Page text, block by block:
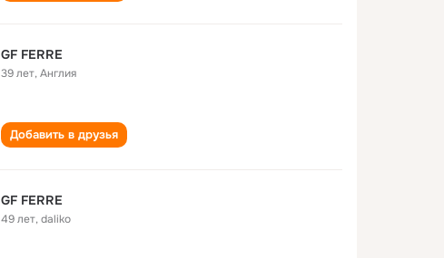
GF FERRE
39 лет,Англия
Добавить в друзья
GF FERRE
49 лет,daliko